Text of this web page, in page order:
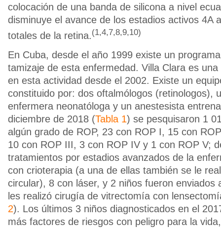
colocación de una banda de silicona a nivel
disminuye el avance de los estadios activos 4A
totales de la retina.(1,4,7,8,9,10)
En Cuba, desde el año 1999 existe un
tamizaje de esta enfermedad. Villa Clara es
en esta actividad desde el 2002. Existe un
constituido por: dos oftalmólogos (retinologos),
enfermera neonatóloga y un anestesista
diciembre de 2018 (Tabla 1) se pesquisaron 1
algún grado de ROP, 23 con ROP I, 15 con
10 con ROP III, 3 con ROP IV y 1 con ROP V;
tratamientos por estadios avanzados de la
con crioterapia (a una de ellas también se le
circular), 8 con láser, y 2 niños fueron enviados
les realizó cirugía de vitrectomía con
2). Los últimos 3 niños diagnosticados en el
más factores de riesgos con peligro para la